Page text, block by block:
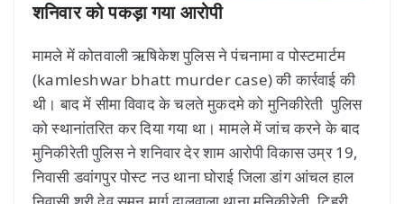
शनिवार को पकड़ा गया आरोपी
मामले में कोतवाली ऋषिकेश पुलिस ने पंचनामा व पोस्टमार्टम
(kamleshwar bhatt murder case) की कार्रवाई की
थी। बाद में सीमा विवाद के चलते मुकदमे को मुनिकीरेती पुलिस
को स्थानांतरित कर दिया गया था। मामले में जांच करने के बाद
मुनिकीरेती पुलिस ने शनिवार देर शाम आरोपी विकास उम्र 19,
निवासी डवांगपुर पोस्ट नउ थाना घोराई जिला डांग आंचल हाल